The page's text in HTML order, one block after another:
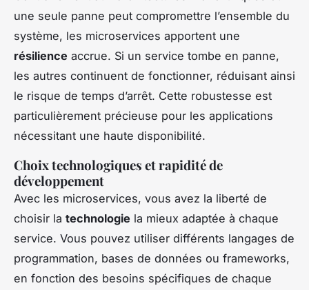
une seule panne peut compromettre l’ensemble du
système, les microservices apportent une
résilience accrue. Si un service tombe en panne,
les autres continuent de fonctionner, réduisant ainsi
le risque de temps d’arrêt. Cette robustesse est
particulièrement précieuse pour les applications
nécessitant une haute disponibilité.
Choix technologiques et rapidité de
développement
Avec les microservices, vous avez la liberté de
choisir la technologie la mieux adaptée à chaque
service. Vous pouvez utiliser différents langages de
programmation, bases de données ou frameworks,
en fonction des besoins spécifiques de chaque